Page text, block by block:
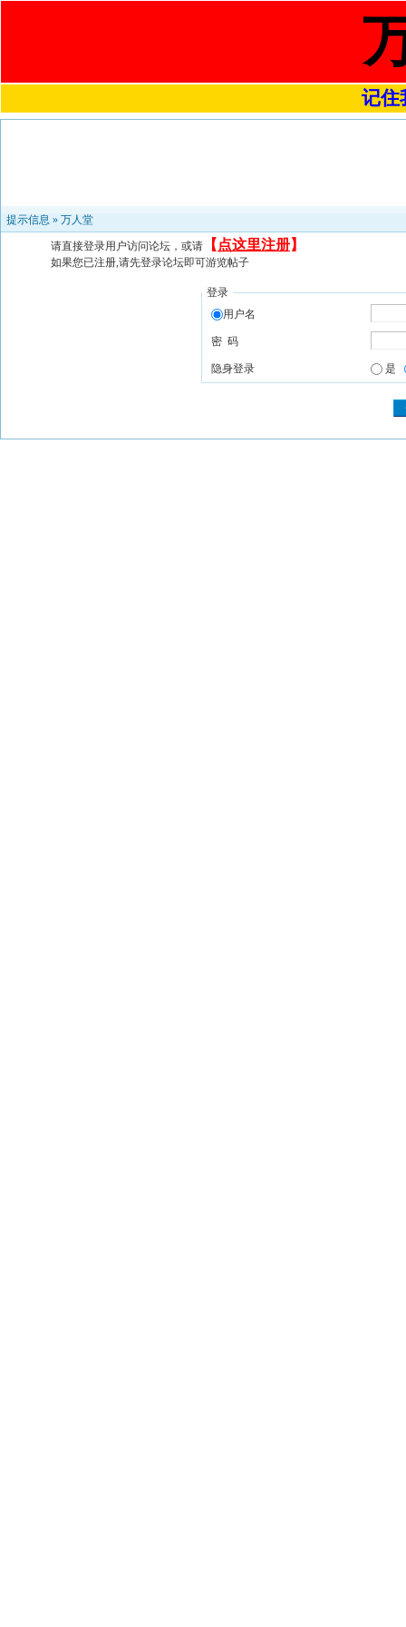
记住
提示信息 » 万人堂
请直接登录用户访问论坛，或请 【 点这里注册】
如果您已注册,请先登录论坛即可游览帖子
登录
用户名
密 码
隐身登录 是